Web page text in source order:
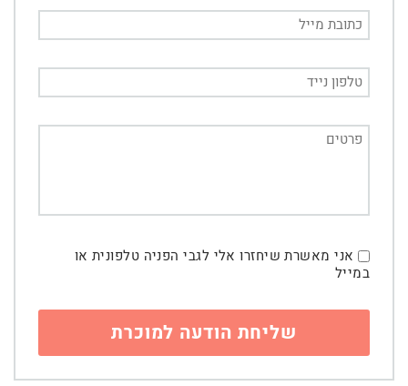
אני מאשרת שיחזרו אלי לגבי הפניה טלפונית או
במייל